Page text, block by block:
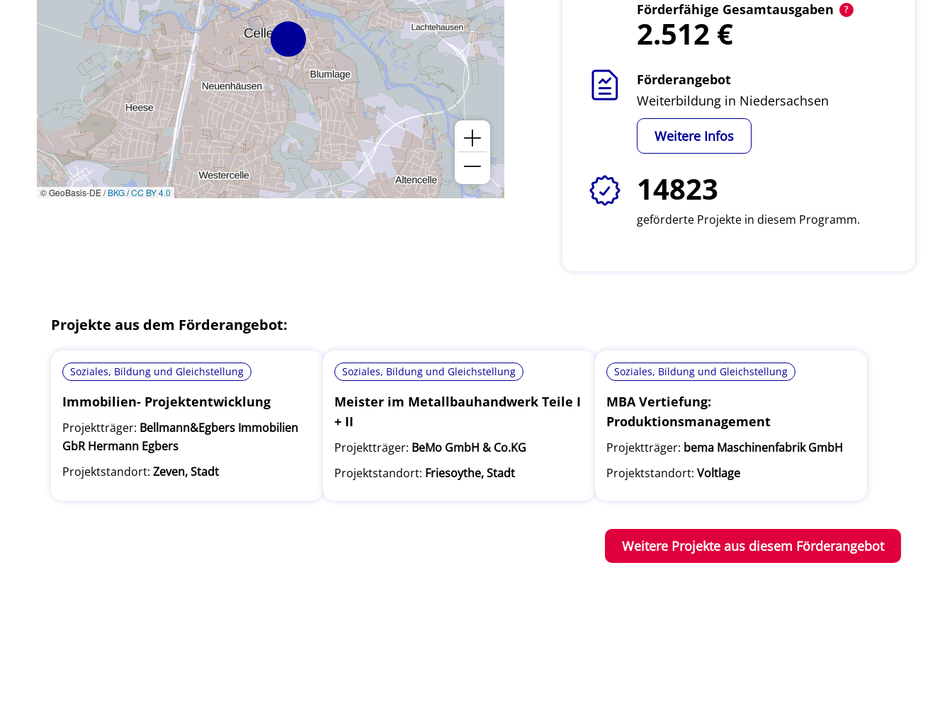
© GeoBasis-DE /BKG/CC BY 4.0
Förderfähige Gesamtausgaben
2.512
Förderangebot
Weiterbildung in Niedersachsen
Weitere Infos
14823
geförderte Projekte in diesem Programm.
Projekte aus dem Förderangebot:
Soziales, Bildung und Gleichstellung
Immobilien- Projektentwicklung
Projektträger: Bellmann&Egbers Immobilien
GbR Hermann Egbers
Projektstandort: Zeven, Stadt
Soziales, Bildung und Gleichstellung
Meister im Metallbauhandwerk Teile I
+ II
Projektträger: BeMo GmbH & Co.KG
Projektstandort: Friesoythe, Stadt
Soziales, Bildung und Gleichstellung
MBA Vertiefung:
Produktionsmanagement
Projektträger: bema Maschinenfabrik GmbH
Projektstandort: Voltlage
Weitere Projekte aus diesem Förderangebot